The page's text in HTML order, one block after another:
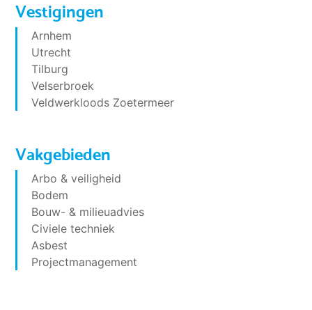
Vestigingen
Arnhem
Utrecht
Tilburg
Velserbroek
Veldwerkloods Zoetermeer
Vakgebieden
Arbo & veiligheid
Bodem
Bouw- & milieuadvies
Civiele techniek
Asbest
Projectmanagement